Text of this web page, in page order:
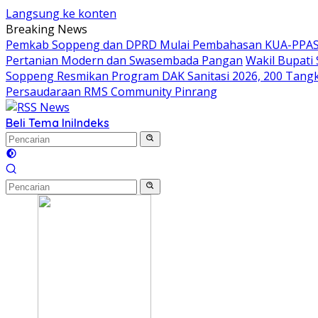
Langsung ke konten
Breaking News
Pemkab Soppeng dan DPRD Mulai Pembahasan KUA-
Pertanian Modern dan Swasembada Pangan Wakil Bupati
Soppeng Resmikan Program DAK Sanitasi 2026, 200
Persaudaraan RMS Community Pinrang
Beli Tema IniIndeks